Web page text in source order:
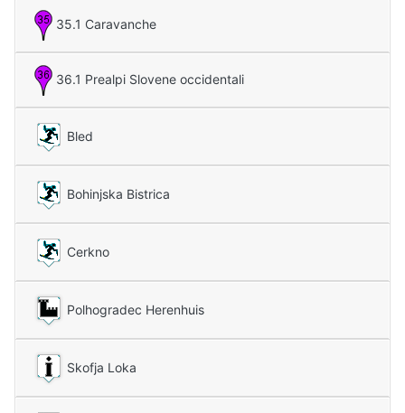
35.1 Caravanche
36.1 Prealpi Slovene occidentali
Bled
Bohinjska Bistrica
Cerkno
Polhogradec Herenhuis
Skofja Loka